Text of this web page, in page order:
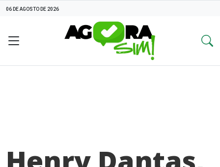
06 DE AGOSTO DE 2026